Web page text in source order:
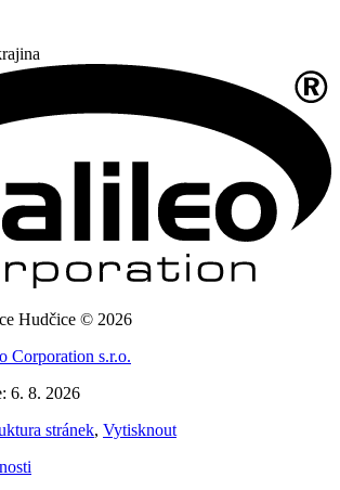
Hudčice © 2026
Corporation s.r.o.
6. 8. 2026
stránek, Vytisknout